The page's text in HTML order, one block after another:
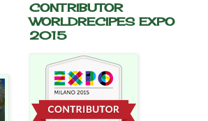
CONTRIBUTOR
WORLDRECIPES EXPO
2015